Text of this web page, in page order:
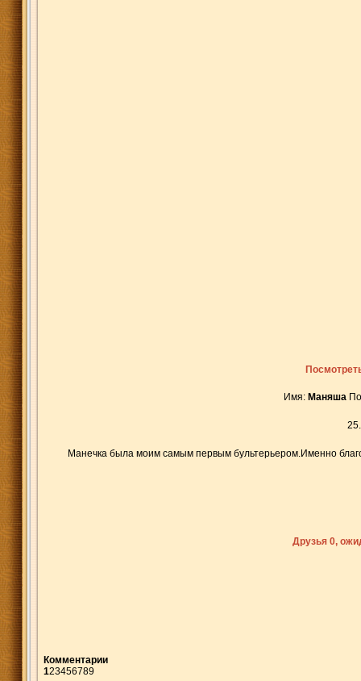
Имя: Маняша
Манечка была моим самым первым бультерьером.Именно
Друзья 0,
Комментарии
123456789